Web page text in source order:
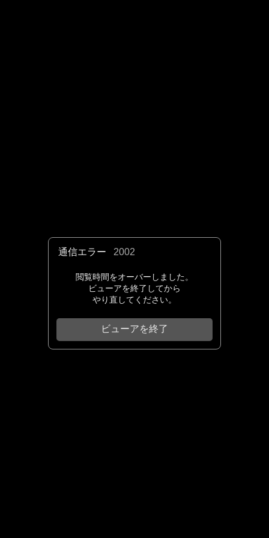
通信エラー 2002
閲覧時間をオーバーしました。
ビューアを終了してから
やり直してください。
ビューアを終了